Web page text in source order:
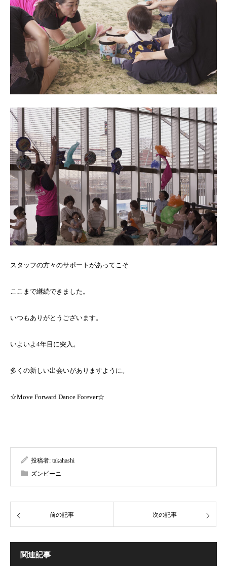
スタッフの方々のサポートがあってこそ
ここまで継続できました。
いつもありがとうございます。
いよいよ4年目に突入。
多くの新しい出会いがありますように。
☆Move Forward Dance Forever☆
投稿者: takahashi
ズンビーニ
前の記事 次の記事
関連記事